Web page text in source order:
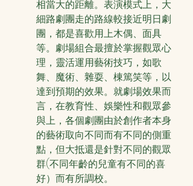
相當大的距離。表演模式上，大
細路劇團走的路線較接近明日劇
團，都是喜歡用上木偶、面具
等。劇場組合最擅於掌握觀眾心
理，靈活運用藝術技巧，如歌
舞、魔術、雜耍、棟篤笑等，以
達到預期的效果。就劇場效果而
言，在教育性、娛樂性和觀眾參
與上，各個劇團由於創作者本身
的藝術取向不同而有不同的側重
點，但大抵還是針對不同的觀眾
群(不同年齡的兒童有不同的喜
好）而有所調校。